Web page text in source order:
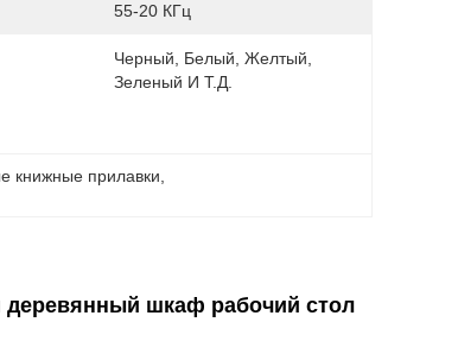
55-20 КГц
Черный, Белый, Желтый,
Зеленый И Т.д.
книжные прилавки
шкаф рабочий стол